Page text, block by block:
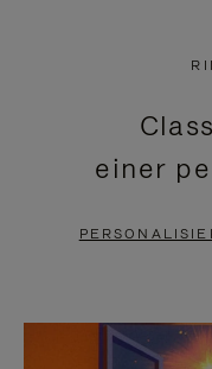
BITTE
SIE
ZUM
einer